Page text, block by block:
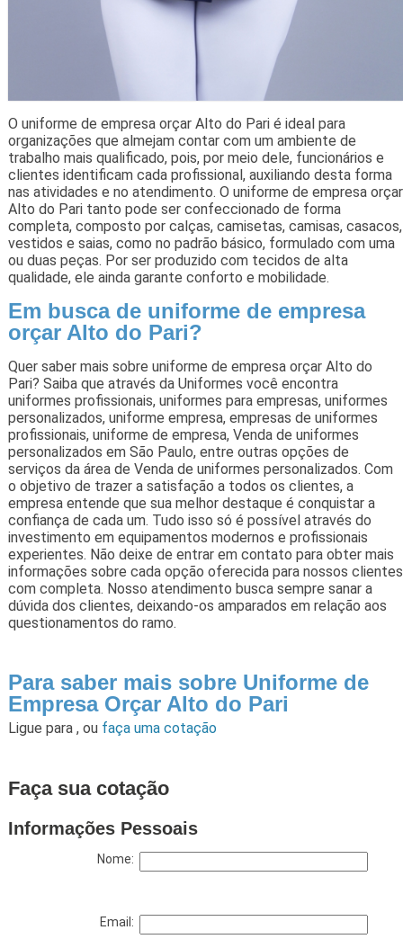
O uniforme de empresa orçar Alto do Pari é ideal para
organizações que almejam contar com um ambiente de
trabalho mais qualificado, pois, por meio dele, funcionários e
clientes identificam cada profissional, auxiliando desta forma
nas atividades e no atendimento. O uniforme de empresa orçar
Alto do Pari tanto pode ser confeccionado de forma
completa, composto por calças, camisetas, camisas, casacos,
vestidos e saias, como no padrão básico, formulado com uma
ou duas peças. Por ser produzido com tecidos de alta
qualidade, ele ainda garante conforto e mobilidade.
Em busca de uniforme de empresa
orçar Alto do Pari?
Quer saber mais sobre uniforme de empresa orçar Alto do
Pari? Saiba que através da Uniformes você encontra
uniformes profissionais, uniformes para empresas, uniformes
personalizados, uniforme empresa, empresas de uniformes
profissionais, uniforme de empresa, Venda de uniformes
personalizados em São Paulo, entre outras opções de
serviços da área de Venda de uniformes personalizados. Com
o objetivo de trazer a satisfação a todos os clientes, a
empresa entende que sua melhor destaque é conquistar a
confiança de cada um. Tudo isso só é possível através do
investimento em equipamentos modernos e profissionais
experientes. Não deixe de entrar em contato para obter mais
informações sobre cada opção oferecida para nossos clientes
com completa. Nosso atendimento busca sempre sanar a
dúvida dos clientes, deixando-os amparados em relação aos
questionamentos do ramo.
Para saber mais sobre Uniforme de
Empresa Orçar Alto do Pari
Ligue para , ou faça uma cotação
Faça sua cotação
Informações Pessoais
Nome:
Email: